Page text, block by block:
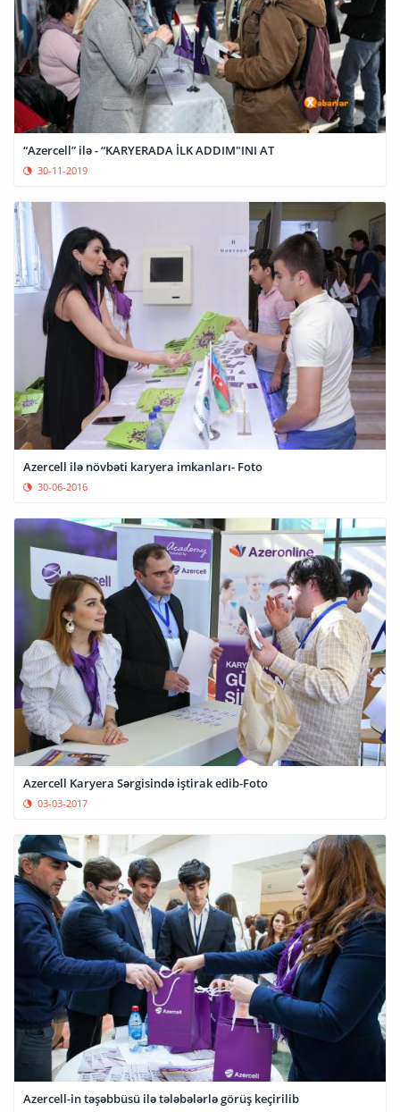
“Azercell” ilə - “KARYERADA İLK ADDIM"INI AT
30-11-2019
Azercell ilə növbəti karyera imkanları- Foto
30-06-2016
Azercell Karyera Sərgisində iştirak edib-Foto
03-03-2017
Azercell-in təşəbbüsü ilə tələbələrlə görüş keçirilib